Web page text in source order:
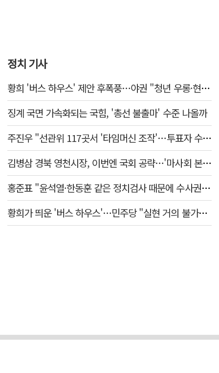
정치 기사
황희 '버스 하우스' 제안 후폭풍…야권 "청년 우롱·현실 괴리" 총공세
징계 국면 가속화되는 국힘, '총선 불출마' 수준 나올까
주진우 "선관위 117곳서 '타임머신 조작'…투표자 수 미리 입력"
김병삼 경북 영천시장, 이번엔 국회 공략…'마사회 본사 이전·광역교통망 확충' 요청
홍준표 "윤석열·한동훈 같은 정치검사 때문에 수사권마저 탈취 당해"
황희가 띄운 '버스 하우스'…민주당 "실현 거의 불가능, 해프닝으로 봐달라"